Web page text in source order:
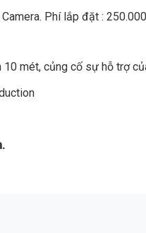
Phí lắp đặt :
10 mét, củng cố sự hỗ trợ